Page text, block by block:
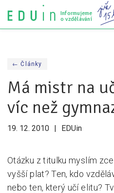
Informujeme
o vzdělávání
Všechny články
Všechny články
Všechny analýzy
Pro média
← Články
Má mistr na
víc než
19. 12. 2010 EDUin
Otázku z titulku myslím
vyšší plat? Ten, kdo
nebo ten, který učí elitu?